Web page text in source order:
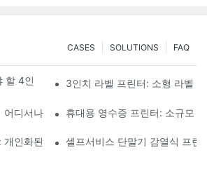
FAQ
SOLUTIONS
CASES
할 4인치 라벨 프린터 구매 팁과 추천
3인치 라벨 프린터: 소형 라벨
디서나 인쇄할 수 있는 편리한 선택
휴대용 영수증 프린터: 소규모
인화된 라벨을 쉽게 제작하세요
셀프서비스 단말기 감열식 프린